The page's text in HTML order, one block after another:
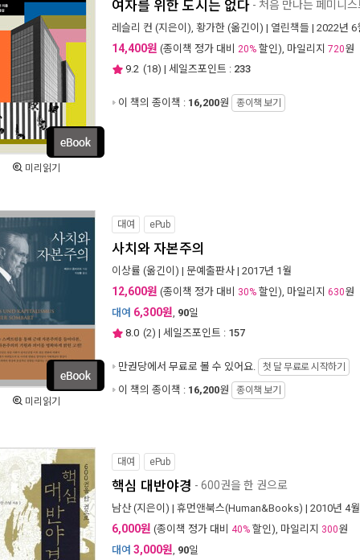
미리읽기
여자를 위한 도시는 없다 - 처음 만나는 페미니
레슬리 컨 (지은이), 황가한 (옮긴이) | 열린책들 | 2022년 6
14,400원 (종이책 정가 대비 20% 할인), 마일리지 720원
9.2 (18) | 세일즈포인트 : 233
이 책의 종이책 : 16,200원 종이책 보기
미리읽기
대여 ePub
사치와 자본주의
이상률 (옮긴이) | 문예출판사 | 2017년 1월
12,600원 (종이책 정가 대비 30% 할인), 마일리지 630원
대여 6,300원, 90일
8.0 (2) | 세일즈포인트 : 157
만권당에서 무료로 볼 수 있어요. 첫 달 무료로 시작하기
이 책의 종이책 : 16,200원 종이책 보기
대여 ePub
핵심 대반야경 - 600권을 한 권으로
남산(지은이) | 휴먼앤북스(Human&Books) | 2010년 4월
6,000원 (종이책 정가 대비 40% 할인), 마일리지 300원
대여 3,000원, 90일